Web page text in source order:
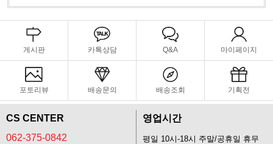
게시판 카톡상담 Q&A 마이페이지
포토리뷰 배송문의 배송조회 기획전
CS CENTER
062-375-0842
영업시간
평일 10시-18시 주말/공휴일 휴무